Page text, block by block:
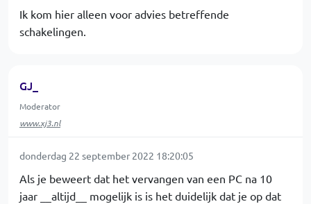
Ik kom hier alleen voor advies betreffende
schakelingen.
GJ_
Moderator
www.xj3.nl
donderdag 22 september 2022 18:20:05
Als je beweert dat het vervangen van een PC na 10
jaar __altijd__ mogelijk is is het duidelijk dat je op dat